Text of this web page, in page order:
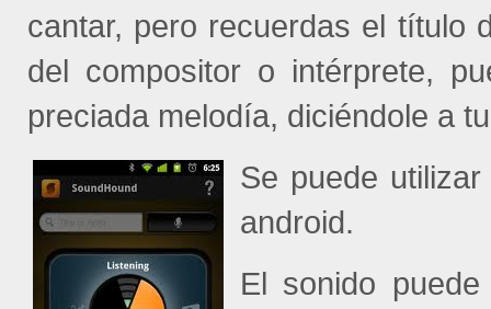
cantar, pero recuerdas el título
del compositor o intérprete,
preciada melodía, diciéndole a
Se puede
android.
El sonido